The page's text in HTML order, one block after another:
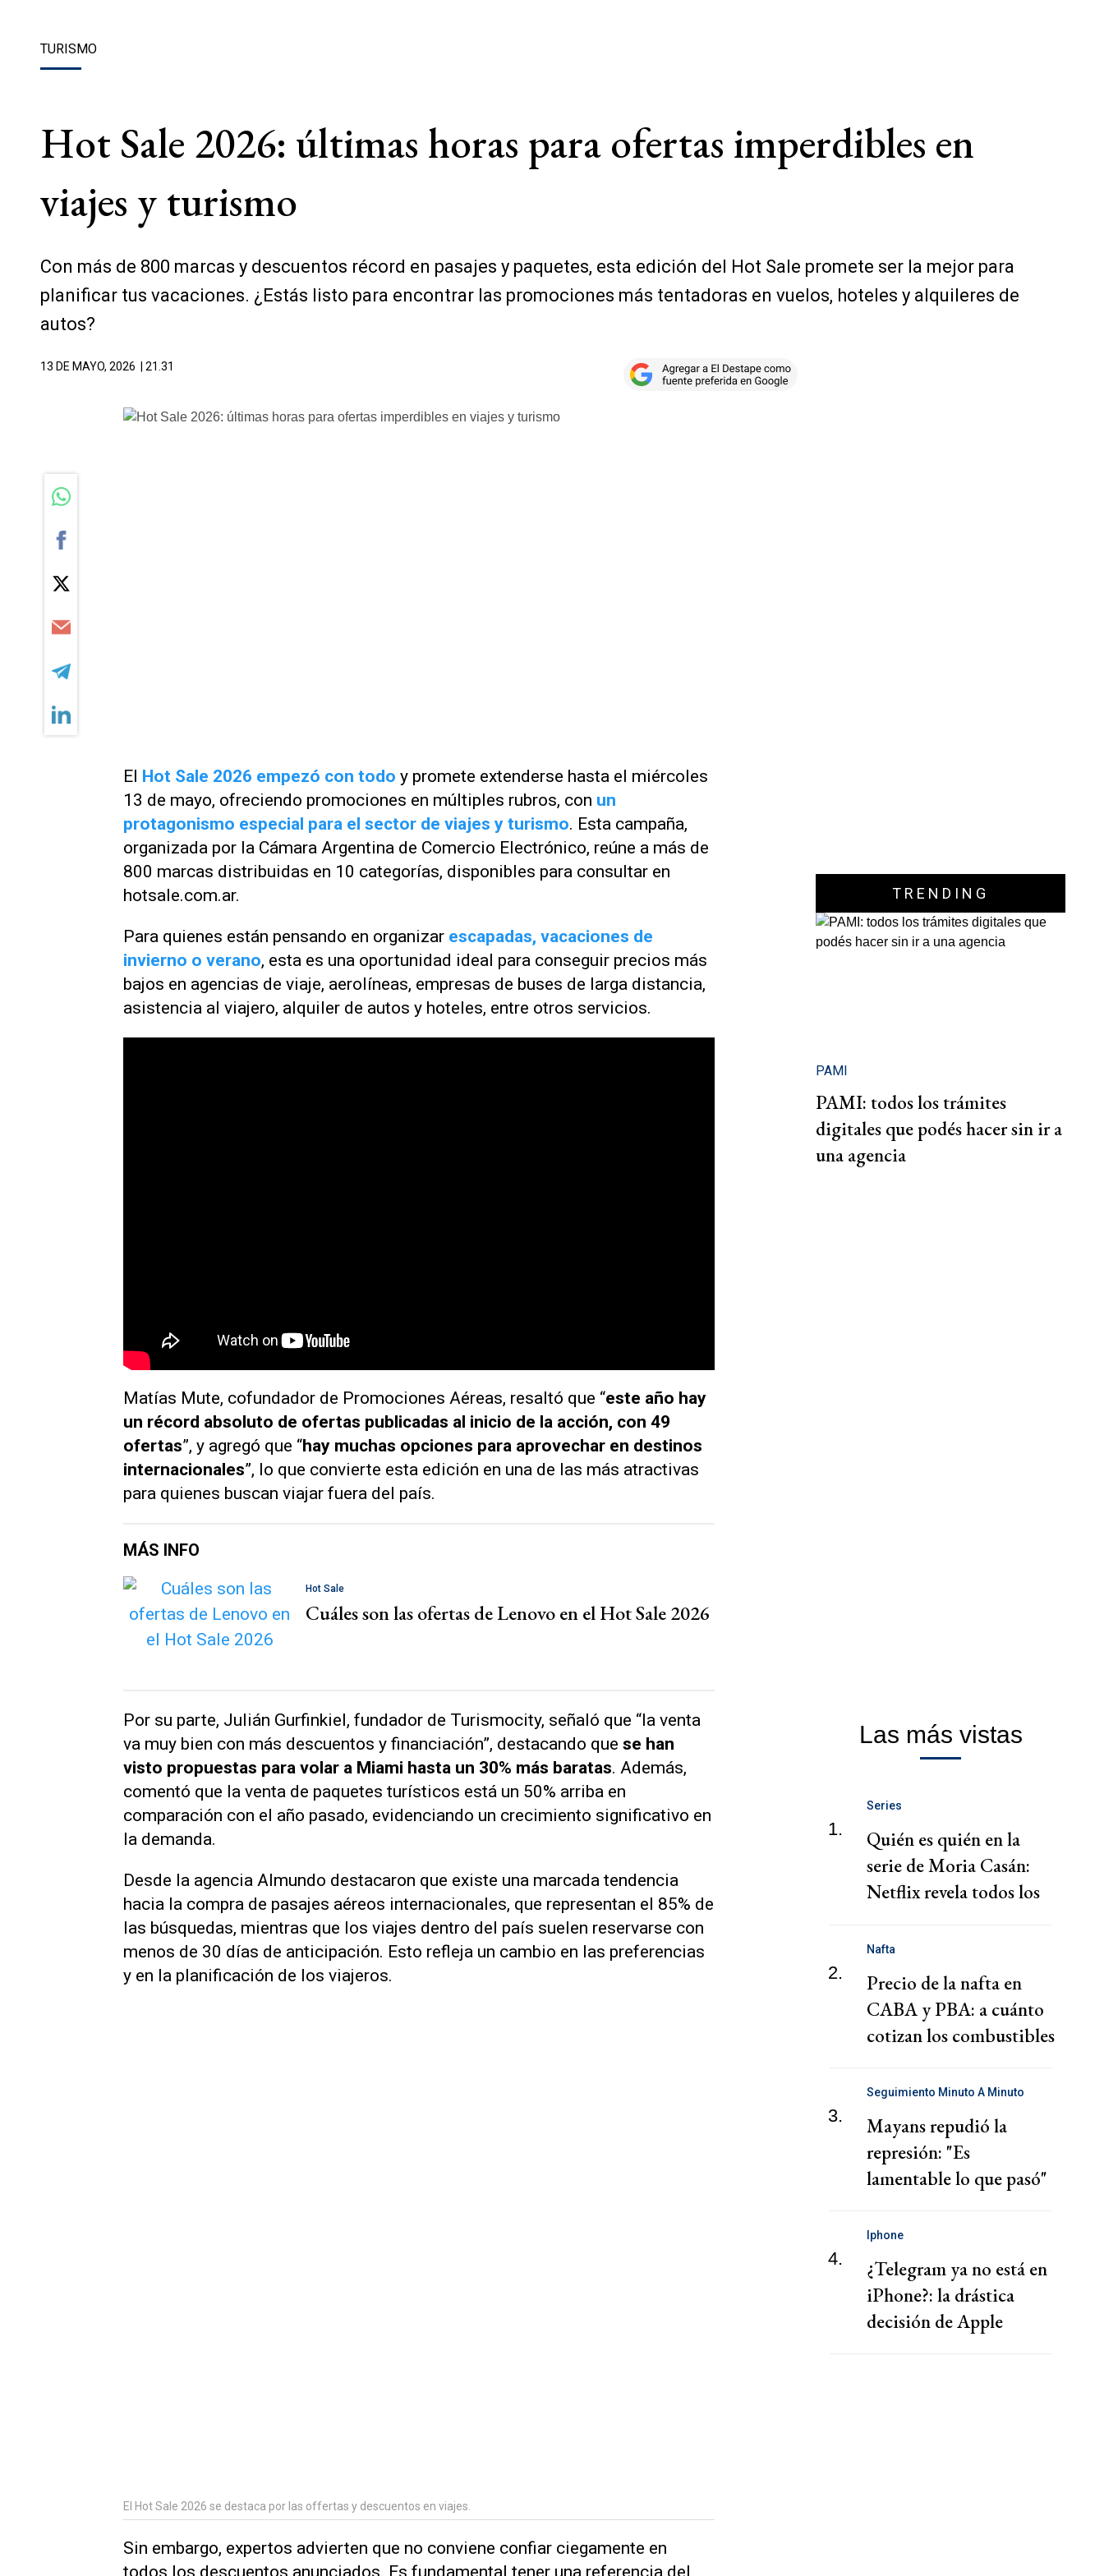
TURISMO
Hot Sale 2026: últimas horas para ofertas imperdibles en
viajes y turismo
Con más de 800 marcas y descuentos récord en pasajes y paquetes, esta edición del Hot Sale promete ser la mejor para
planificar tus vacaciones. ¿Estás listo para encontrar las promociones más tentadoras en vuelos, hoteles y alquileres de
autos?
13 DE MAYO, 2026 | 21.31
El Hot Sale 2026 empezó con todo y promete extenderse hasta el miércoles
13 de mayo, ofreciendo promociones en múltiples rubros, con un
protagonismo especial para el sector de viajes y turismo. Esta campaña,
organizada por la Cámara Argentina de Comercio Electrónico, reúne a más de
800 marcas distribuidas en 10 categorías, disponibles para consultar en
hotsale.com.ar.
Para quienes están pensando en organizar escapadas, vacaciones de
invierno o verano, esta es una oportunidad ideal para conseguir precios más
bajos en agencias de viaje, aerolíneas, empresas de buses de larga distancia,
asistencia al viajero, alquiler de autos y hoteles, entre otros servicios.
Matías Mute, cofundador de Promociones Aéreas, resaltó que “este año hay
un récord absoluto de ofertas publicadas al inicio de la acción, con 49
ofertas”, y agregó que “hay muchas opciones para aprovechar en destinos
internacionales”, lo que convierte esta edición en una de las más atractivas
para quienes buscan viajar fuera del país.
MÁS INFO
Hot Sale
Cuáles son las ofertas de Lenovo en el Hot Sale 2026
Por su parte, Julián Gurfinkiel, fundador de Turismocity, señaló que “la venta
va muy bien con más descuentos y financiación”, destacando que se han
visto propuestas para volar a Miami hasta un 30% más baratas. Además,
comentó que la venta de paquetes turísticos está un 50% arriba en
comparación con el año pasado, evidenciando un crecimiento significativo en
la demanda.
Desde la agencia Almundo destacaron que existe una marcada tendencia
hacia la compra de pasajes aéreos internacionales, que representan el 85% de
las búsquedas, mientras que los viajes dentro del país suelen reservarse con
menos de 30 días de anticipación. Esto refleja un cambio en las preferencias
y en la planificación de los viajeros.
El Hot Sale 2026 se destaca por las offertas y descuentos en viajes.
Sin embargo, expertos advierten que no conviene confiar ciegamente en
TRENDING
PAMI
PAMI: todos los trámites
digitales que podés hacer sin ir a
una agencia
Las más vistas
1.
Series
Quién es quién en la
serie de Moria Casán:
Netflix revela todos los
2.
Nafta
Precio de la nafta en
CABA y PBA: a cuánto
cotizan los combustibles
3.
Seguimiento Minuto A Minuto
Mayans repudió la
represión: "Es
lamentable lo que pasó"
4.
Iphone
¿Telegram ya no está en
iPhone?: la drástica
decisión de Apple